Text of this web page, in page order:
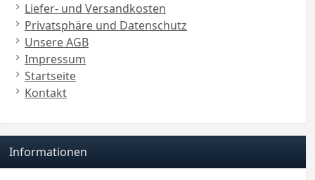
Liefer- und Versandkosten
Privatsphäre und Datenschutz
Unsere AGB
Impressum
Startseite
Kontakt
Informationen